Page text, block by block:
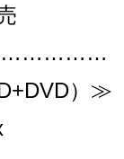
）≫